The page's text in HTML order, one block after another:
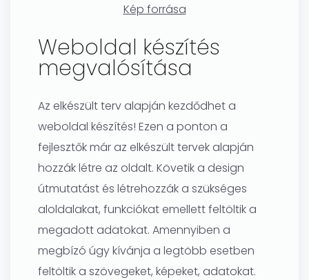
Kép forrása
Weboldal készítés
megvalósítása
Az elkészült terv alapján kezdődhet a
weboldal készítés! Ezen a ponton a
fejlesztők már az elkészült tervek alapján
hozzák létre az oldalt. Követik a design
útmutatást és létrehozzák a szükséges
aloldalakat, funkciókat emellett feltöltik a
megadott adatokat. Amennyiben a
megbízó úgy kívánja a legtöbb esetben
feltöltik a szövegeket, képeket, adatokat.